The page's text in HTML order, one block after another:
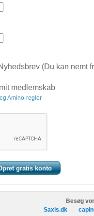
(Du kan nemt
medlemskab
Amino-regler
Besøg
Saxis.dk